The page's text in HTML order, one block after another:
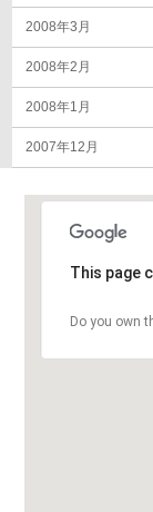
2008年3月
2008年2月
2008年1月
2007年12月
This page
Do you own